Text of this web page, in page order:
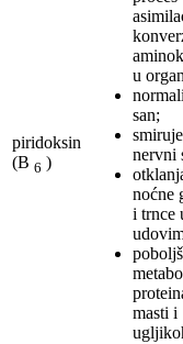
piridoksin
(B 6 )
u
san;
smiruje
nervni
noćne
i trnce
masti i